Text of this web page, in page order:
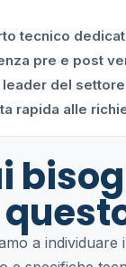
tecnico
pre e post
leader del settore
rapida alle
a